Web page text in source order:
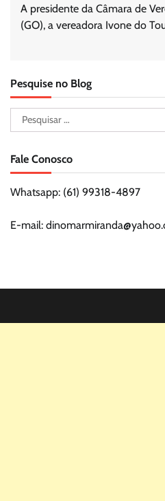
A presidente da Câmara de
(GO), a vereadora Ivone do
Pesquise no Blog
Pesquisar
por:
Fale Conosco
Whatsapp: (61) 99318-4897
E-mail: